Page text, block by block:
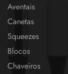
Aventais
Canetas
Squeezes
Blocos
Chaveiros